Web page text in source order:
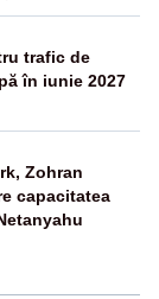
trafic de
în iunie 2027
Zohran
capacitatea